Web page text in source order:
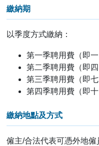
繳納期
以季度方式繳納：
第一季聘用費（即
第二季聘用費（即
第三季聘用費（即
第四季聘用費（即
繳納地點及方式
僱主/合法代表可憑外地僱